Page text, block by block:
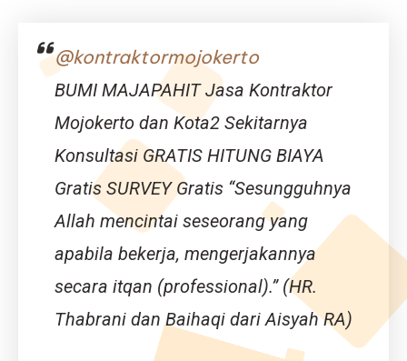
Gudang
–
Djava
Panen
@kontraktormojokerto
BUMI MAJAPAHIT Jasa Kontraktor
Mojokerto dan Kota2 Sekitarnya
Konsultasi GRATIS HITUNG BIAYA
Gratis SURVEY Gratis “Sesungguhnya
Allah mencintai seseorang yang
apabila bekerja, mengerjakannya
secara itqan (professional).” (HR.
Thabrani dan Baihaqi dari Aisyah RA)